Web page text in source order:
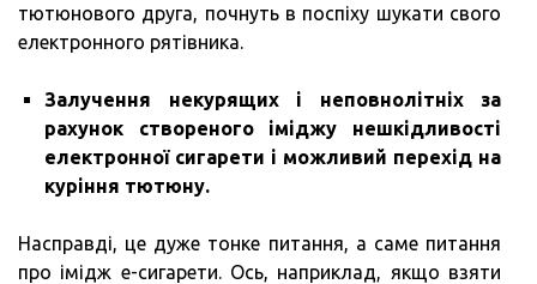
тютюнового друга, почнуть в поспіху шукати свого
електронного рятівника.
Залучення некурящих і неповнолітніх за
рахунок створеного іміджу нешкідливості
електронної сигарети і можливий перехід на
куріння тютюну.
Насправді, це дуже тонке питання, а саме питання
про імідж е-сигарети. Ось, наприклад, якщо взяти